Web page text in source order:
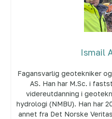
Ismail
Fagansvarlig geotekniker
AS. Han har M.Sc. i
videreutdanning i
hydrologi (NMBU). Han har
annet fra Det Norske